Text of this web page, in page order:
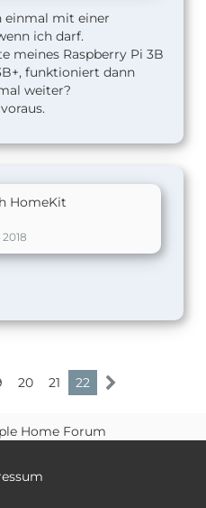
Home Forum
einmal mit einer
ich darf.
meines Raspberry Pi 3B
funktioniert dann
weiter?
HomeKit
20 21 22